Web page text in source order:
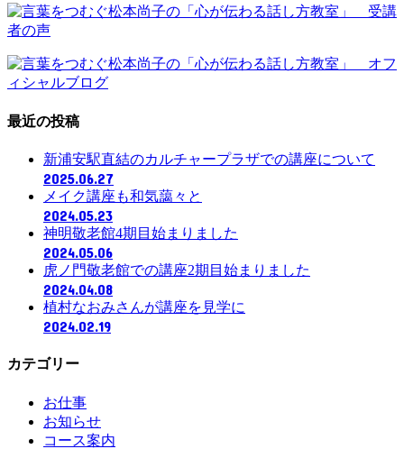
最近の投稿
新浦安駅直結のカルチャープラザでの講座について
2025.06.27
メイク講座も和気藹々と
2024.05.23
神明敬老館4期目始まりました
2024.05.06
虎ノ門敬老館での講座2期目始まりました
2024.04.08
植村なおみさんが講座を見学に
2024.02.19
カテゴリー
お仕事
お知らせ
コース案内